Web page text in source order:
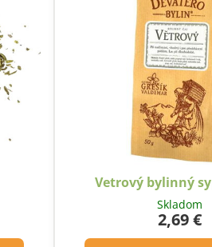
Vetrový bylinný
Skladom
2,69 €